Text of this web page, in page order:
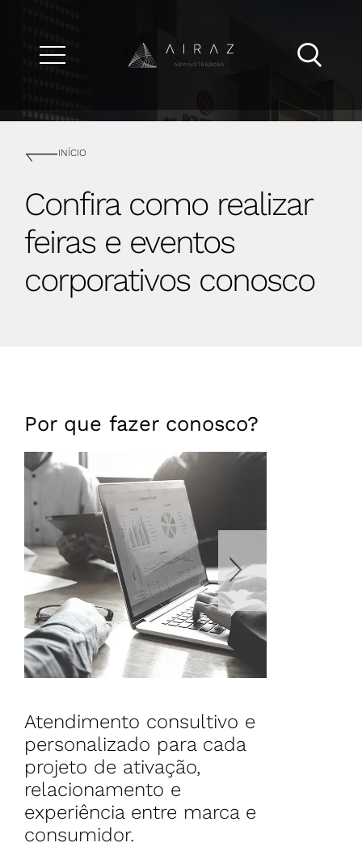
INÍCIO
Confira como realizar
feiras e eventos
corporativos conosco
Por que fazer conosco?
Atendimento consultivo e
personalizado para cada
projeto de ativação,
relacionamento e
experiência entre marca e
consumidor.